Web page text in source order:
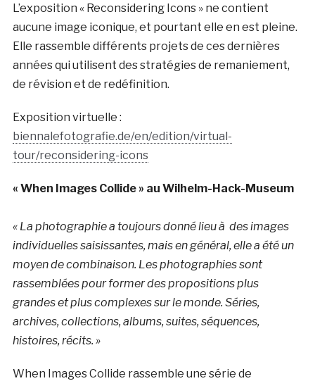
L’exposition « Reconsidering Icons » ne contient
aucune image iconique, et pourtant elle en est pleine.
Elle rassemble différents projets de ces dernières
années qui utilisent des stratégies de remaniement,
de révision et de redéfinition.
Exposition virtuelle :
biennalefotografie.de/en/edition/virtual-
tour/reconsidering-icons
« When Images Collide » au Wilhelm-Hack-Museum
« La photographie a toujours donné lieu à des images
individuelles saisissantes, mais en général, elle a été un
moyen de combinaison. Les photographies sont
rassemblées pour former des propositions plus
grandes et plus complexes sur le monde. Séries,
archives, collections, albums, suites, séquences,
histoires, récits. »
When Images Collide rassemble une série de